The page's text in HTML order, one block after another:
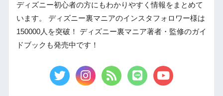
ディズニー初心者の方にもわかりやすく情報をまとめて
います。 ディズニー裏マニアのインスタフォロワー様は
150000人を突破！ ディズニー裏マニア著者・監修のガイ
ドブックも発売中です！